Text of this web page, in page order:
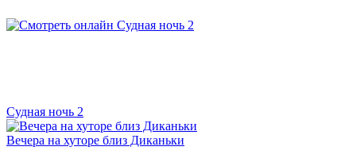
Судная ночь 2
Вечера на хуторе близ Диканьки